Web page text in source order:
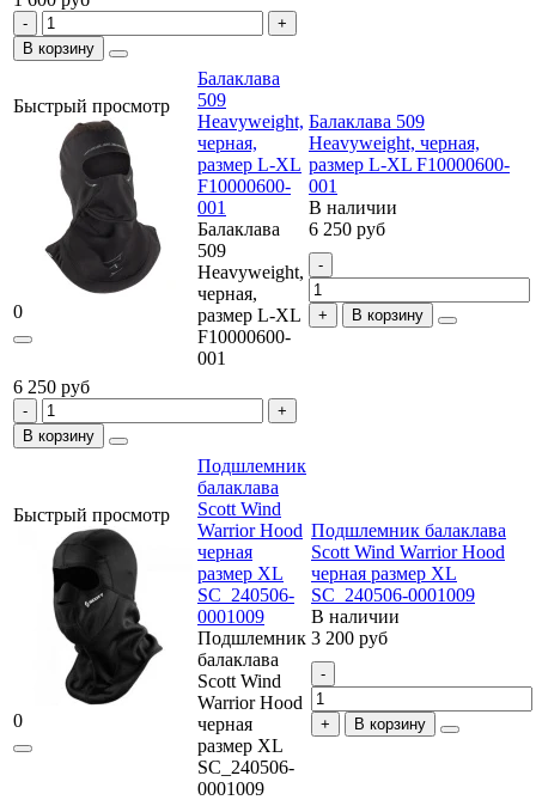
В корзину
Быстрый просмотр
0
Балаклава
509
Heavyweight,
черная,
размер L-XL
F10000600-
001
Балаклава
509
Heavyweight,
черная,
размер L-XL
F10000600-
001
Балаклава 509
Heavyweight, черная,
размер L-XL F10000600-
001
В наличии
6 250 руб
В корзину
6 250 руб
В корзину
Быстрый просмотр
0
Подшлемник
балаклава
Scott Wind
Warrior Hood
черная
размер XL
SC_240506-
0001009
Подшлемник
балаклава
Scott Wind
Warrior Hood
черная
размер XL
SC_240506-
0001009
Подшлемник балаклава
Scott Wind Warrior Hood
черная размер XL
SC_240506-0001009
В наличии
3 200 руб
В корзину